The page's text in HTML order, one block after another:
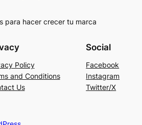
para hacer crecer tu marca
Policy
and Conditions
Us
Social
Facebook
Instagram
Twitter/X